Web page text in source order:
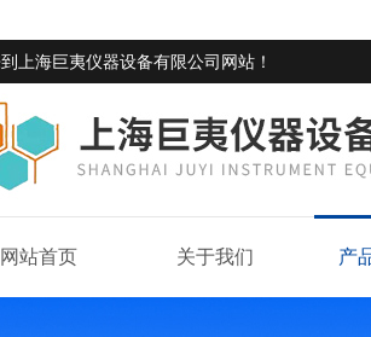
上海巨夷仪器设备有限公司网站 ！
网站首页 关于我们 产